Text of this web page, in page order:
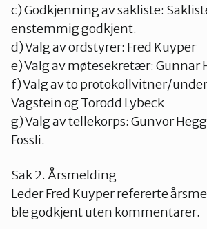
c) Godkjenning av sakliste:
enstemmig godkjent.
d) Valg av ordstyrer: Fred Kuyper
e) Valg av møtesekretær: Gunnar
f) Valg av to protokollvitner/
Vagstein og Torodd Lybeck
g) Valg av tellekorps: Gunvor
Fossli.
Sak 2. Årsmelding
Leder Fred Kuyper refererte
ble godkjent uten kommentarer.